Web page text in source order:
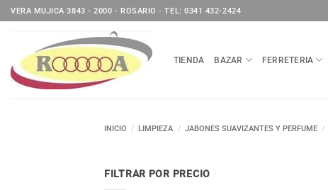
Saltar
al
VERA MUJICA 3843 - 2000 - ROSARIO - TEL: 0341 432-2424
TIENDA BAZAR FERRETERIA
INICIO / LIMPIEZA / JABONES SUAVIZANTES Y PERFUME /
FILTRAR POR PRECIO